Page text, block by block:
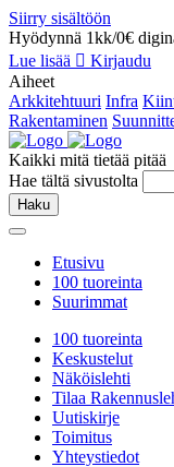
Siirry sisältöön
Hyödynnä 1kk/0€
Lue lisää
Kirjaudu
Aiheet
Arkkitehtuuri Infra
Rakentaminen
Kaikki mitä tietää pitää
Hae tältä sivustolta
Haku
Etusivu
100 tuoreinta
Suurimmat
100 tuoreinta
Keskustelut
Näköislehti
Tilaa
Uutiskirje
Toimitus
Yhteystiedot